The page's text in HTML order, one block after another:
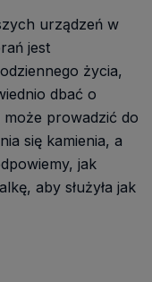
urządzeń w
jest
życia,
dbać o
może prowadzić do
się kamienia, a
jak
aby służyła jak